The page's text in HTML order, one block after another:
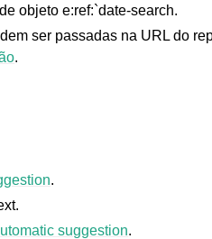
objeto e:ref:`date-search.
ser passadas na URL do
.
.
suggestion.